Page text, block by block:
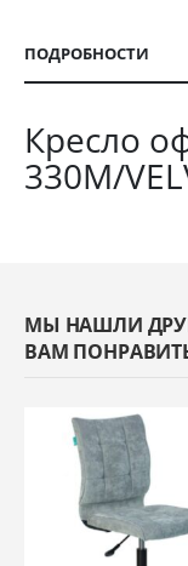
ПОДРОБНОСТИ
Кресло
330M/
МЫ НАШЛИ
ВАМ